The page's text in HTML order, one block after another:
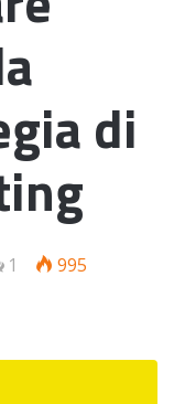
di
1
995